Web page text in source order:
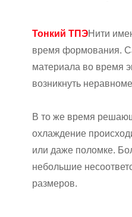
Тонкий ТПЭНити
время формования.
материала во время
возникнуть
В то же время
охлаждение
или даже поломке.
небольшие
размеров.